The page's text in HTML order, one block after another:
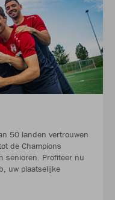
50 landen vertrouwen
de Champions
senioren. Profiteer nu
uw plaatselijke